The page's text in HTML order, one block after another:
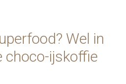
Wel in
choco-ijskoffie